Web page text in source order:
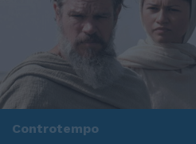
Controtempo